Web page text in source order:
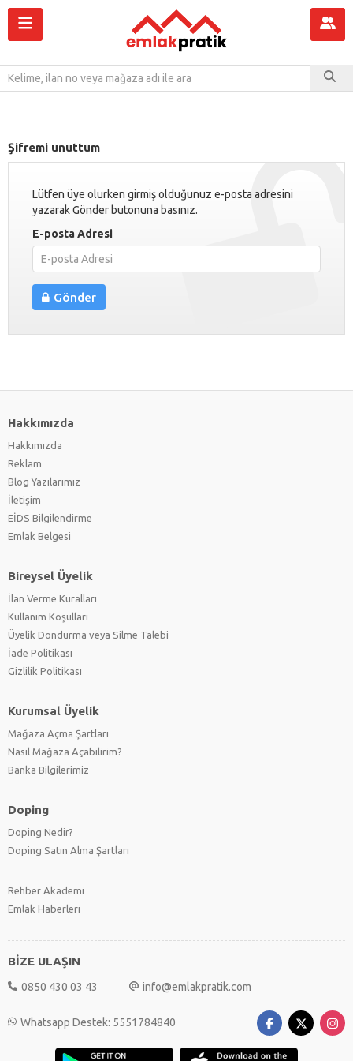
Şifremi unuttum
Lütfen üye olurken girmiş olduğunuz e-posta adresini
yazarak Gönder butonuna basınız.
E-posta Adresi
Gönder
Hakkımızda
Hakkımızda
Reklam
Blog Yazılarımız
İletişim
EİDS Bilgilendirme
Emlak Belgesi
Bireysel Üyelik
İlan Verme Kuralları
Kullanım Koşulları
Üyelik Dondurma veya Silme Talebi
İade Politikası
Gizlilik Politikası
Kurumsal Üyelik
Mağaza Açma Şartları
Nasıl Mağaza Açabilirim?
Banka Bilgilerimiz
Doping
Doping Nedir?
Doping Satın Alma Şartları
Rehber Akademi
Emlak Haberleri
BİZE ULAŞIN
0850 430 03 43 info@emlakpratik.com
Whatsapp Destek: 5551784840